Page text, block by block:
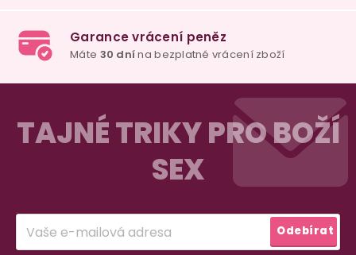
Garance vrácení peněz
na bezplatné vrácení zboží
TAJNÉ TRIKY PRO BOŽÍ
SEX
Odebírat